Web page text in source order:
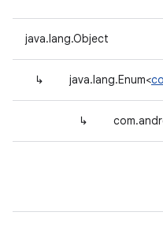
java.lang.Object
↳ java.lang.Enum<
↳